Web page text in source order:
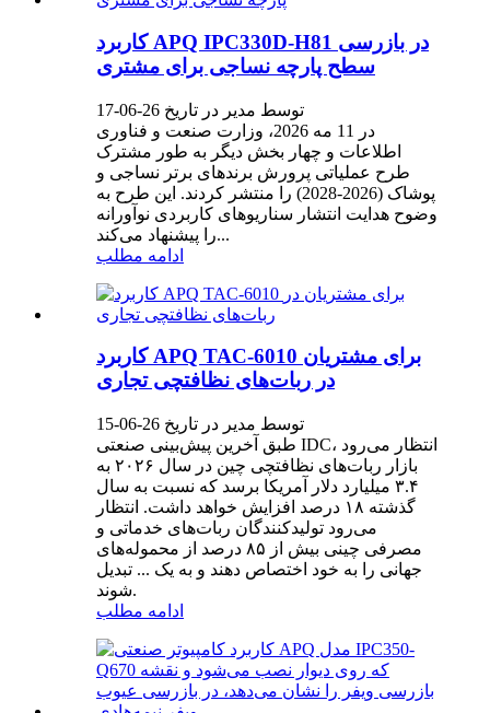
کاربرد APQ IPC330D-H81 در بازرسی
سطح پارچه نساجی برای مشتری
توسط مدیر در تاریخ 26-06-17
در 11 مه 2026، وزارت صنعت و فناوری
اطلاعات و چهار بخش دیگر به طور مشترک
طرح عملیاتی پرورش برندهای برتر نساجی و
پوشاک (2026-2028) را منتشر کردند. این طرح به
وضوح هدایت انتشار سناریوهای کاربردی نوآورانه
را پیشنهاد می‌کند...
ادامه مطلب
کاربرد APQ TAC-6010 برای مشتریان
در ربات‌های نظافتچی تجاری
توسط مدیر در تاریخ 26-06-15
طبق آخرین پیش‌بینی صنعتی IDC، انتظار می‌رود
بازار ربات‌های نظافتچی چین در سال ۲۰۲۶ به
۳.۴ میلیارد دلار آمریکا برسد که نسبت به سال
گذشته ۱۸ درصد افزایش خواهد داشت. انتظار
می‌رود تولیدکنندگان ربات‌های خدماتی و
مصرفی چینی بیش از ۸۵ درصد از محموله‌های
جهانی را به خود اختصاص دهند و به یک ... تبدیل
شوند.
ادامه مطلب